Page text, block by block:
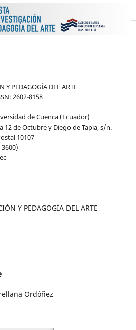
Y PEDAGOGÍA DEL ARTE
2602-8158
de Cuenca (Ecuador)
12 de Octubre y Diego de Tapia, s/n.
10107
Y PEDAGOGÍA DEL ARTE
Ordóñez